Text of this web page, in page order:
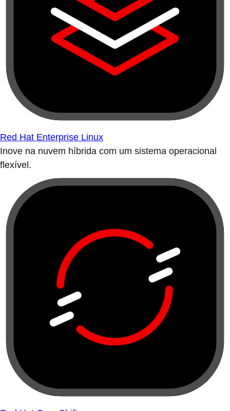
Red Hat Enterprise Linux
Inove na nuvem híbrida com um sistema operacional
flexível.